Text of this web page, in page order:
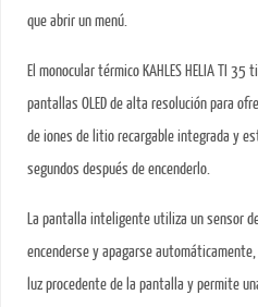
que abrir un menú.
El monocular térmico KAHLES HELIA TI
pantallas OLED de alta resolución para
de iones de litio recargable integrada y
segundos después de encenderlo.
La pantalla inteligente utiliza un sensor
encenderse y apagarse
luz procedente de la pantalla y permite